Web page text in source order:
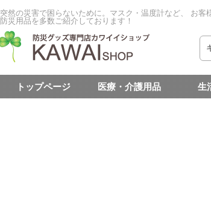
突然の災害で困らないために。マスク・温度計など、 お客
防災用品を多数ご紹介しております！
トップページ 医療・介護用品 生